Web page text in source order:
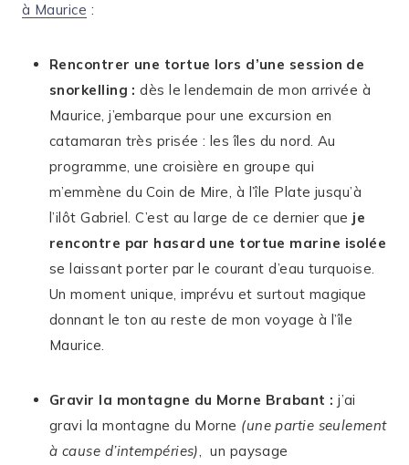
à Maurice :
Rencontrer une tortue lors d’une session de
snorkelling : dès le lendemain de mon arrivée à
Maurice, j’embarque pour une excursion en
catamaran très prisée : les îles du nord. Au
programme, une croisière en groupe qui
m’emmène du Coin de Mire, à l’île Plate jusqu’à
l’ilôt Gabriel. C’est au large de ce dernier que je
rencontre par hasard une tortue marine isolée
se laissant porter par le courant d’eau turquoise.
Un moment unique, imprévu et surtout magique
donnant le ton au reste de mon voyage à l’île
Maurice.
Gravir la montagne du Morne Brabant : j’ai
gravi la montagne du Morne (une partie seulement
à cause d’intempéries), un paysage